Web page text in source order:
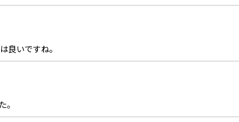
良いですね。
。